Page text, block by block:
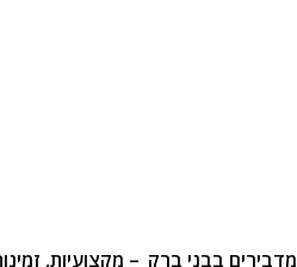
מדבירים בבני ברק – מקצועיות,